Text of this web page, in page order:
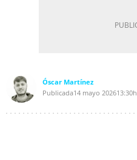
Óscar Martínez
Publicada14 mayo 202613:30h